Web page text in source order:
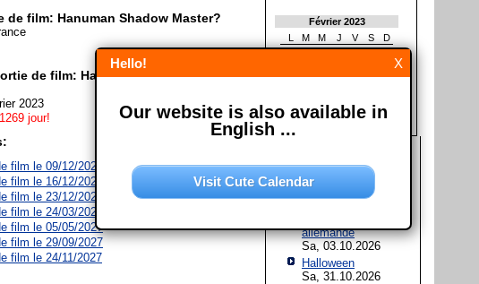
de film: Hanuman Shadow Master?
de film: Hanuman Shadow
2023
jour!
film le 09/12/2026
film le 16/12/2026
film le 23/12/2026
film le 24/03/2027
film le 05/05/2027
film le 29/09/2027
film le 24/11/2027
Février 2023
L
M M J V S
D
1
2 3 4
5
13 14 15 16 17 18 19
27 28
jours fériés
Assomption de Marie
Sa, 15.08.2026
allemande
Sa, 03.10.2026
Halloween
Sa, 31.10.2026
X
Hello!
Our website is also available in
English ...
Visit Cute Calendar